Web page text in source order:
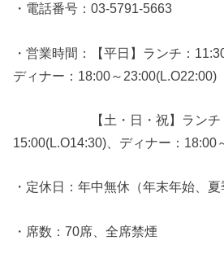
・電話番号：03-5791-5663
・営業時間：【平日】ランチ：
ディナー：18:00～23:00(L.O22:00)
【土・日・祝】ランチ：
15:00(L.O14:30)、ディナー：18:00
・定休日：年中無休（年末年始、夏
・席数：70席、全席禁煙